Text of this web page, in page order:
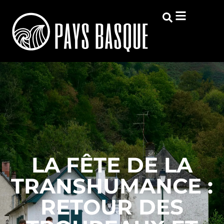
LA FÊTE DE LA
TRANSHUMANCE :
RETOUR DES